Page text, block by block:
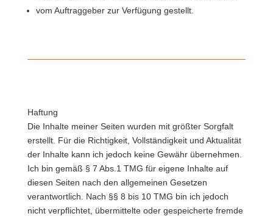
vom Auftraggeber zur Verfügung gestellt.
Haftung
Die Inhalte meiner Seiten wurden mit größter Sorgfalt
erstellt. Für die Richtigkeit, Vollständigkeit und Aktualität
der Inhalte kann ich jedoch keine Gewähr übernehmen.
Ich bin gemäß § 7 Abs.1 TMG für eigene Inhalte auf
diesen Seiten nach den allgemeinen Gesetzen
verantwortlich. Nach §§ 8 bis 10 TMG bin ich jedoch
nicht verpflichtet, übermittelte oder gespeicherte fremde